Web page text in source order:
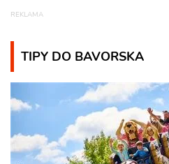
TIPY DO BAVORSKA